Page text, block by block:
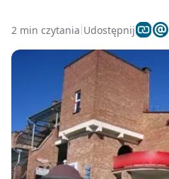
2 min czytania Udostępnij